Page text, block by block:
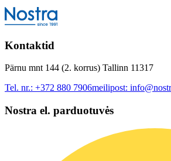
Kontaktid
Pärnu mnt 144 (2. korrus) Tallinn 11317
Tel. nr.: +372 880 7906meilipost:
Nostra el. parduotuvės